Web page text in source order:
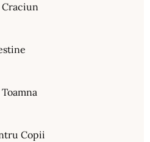
Craciun
Copii